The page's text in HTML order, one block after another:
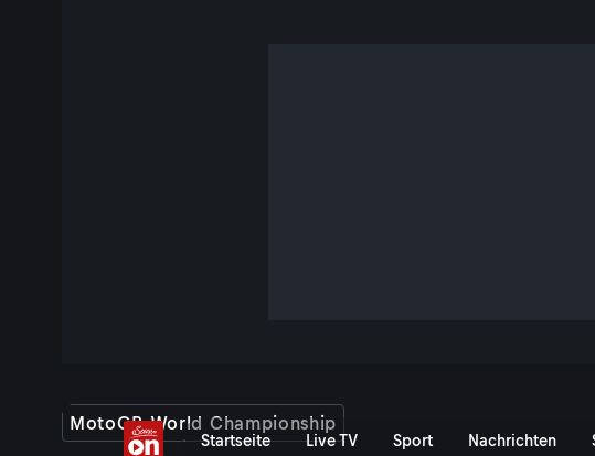
Startseite Live TV Sport Nachrichten
MotoGP World Championship